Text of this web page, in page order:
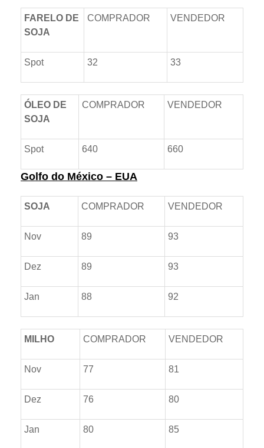
FARELO DE
SOJA
COMPRADOR VENDEDOR
Spot 32 33
ÓLEO DE
SOJA
COMPRADOR VENDEDOR
Spot 640 660
Golfo do México – EUA
SOJA COMPRADOR VENDEDOR
Nov 89 93
Dez 89 93
Jan 88 92
MILHO COMPRADOR VENDEDOR
Nov 77 81
Dez 76 80
Jan 80 85